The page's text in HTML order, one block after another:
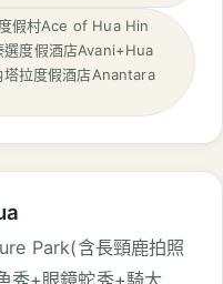
假村Ace of Hua Hin
度假酒店Avani+Hua
拉度假酒店Anantara
Park(含長頸鹿拍照
秀+眼鏡蛇秀+騎大